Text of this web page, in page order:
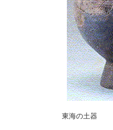
東海の土器